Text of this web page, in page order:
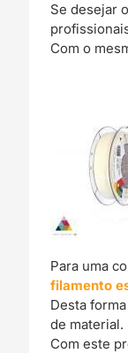
Se desejar
Com o
Para uma
filamento
Desta
de material.
Com este